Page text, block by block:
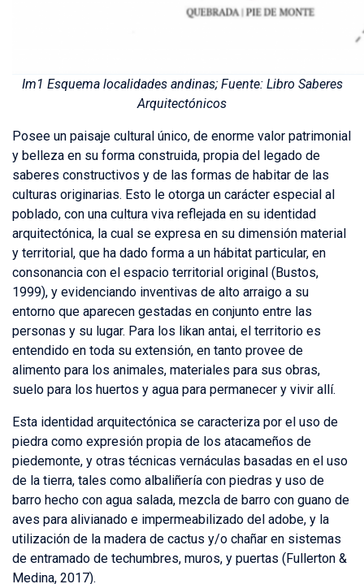
Im1 Esquema localidades andinas; Fuente: Libro Saberes
Arquitectónicos
Posee un paisaje cultural único, de enorme valor patrimonial
y belleza en su forma construida, propia del legado de
saberes constructivos y de las formas de habitar de las
culturas originarias. Esto le otorga un carácter especial al
poblado, con una cultura viva reflejada en su identidad
arquitectónica, la cual se expresa en su dimensión material
y territorial, que ha dado forma a un hábitat particular, en
consonancia con el espacio territorial original (Bustos,
1999), y evidenciando inventivas de alto arraigo a su
entorno que aparecen gestadas en conjunto entre las
personas y su lugar. Para los likan antai, el territorio es
entendido en toda su extensión, en tanto provee de
alimento para los animales, materiales para sus obras,
suelo para los huertos y agua para permanecer y vivir allí.
Esta identidad arquitectónica se caracteriza por el uso de
piedra como expresión propia de los atacameños de
piedemonte, y otras técnicas vernáculas basadas en el uso
de la tierra, tales como albaliñería con piedras y uso de
barro hecho con agua salada, mezcla de barro con guano de
aves para alivianado e impermeabilizado del adobe, y la
utilización de la madera de cactus y/o chañar en sistemas
de entramado de techumbres, muros, y puertas (Fullerton &
Medina, 2017).